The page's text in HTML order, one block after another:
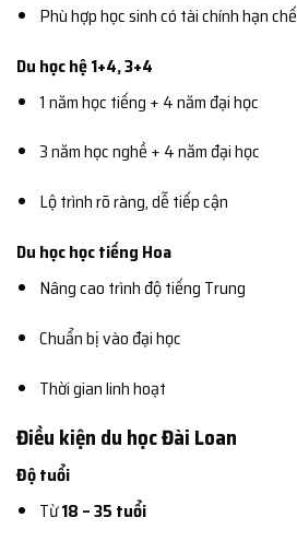
Phù hợp học sinh có tài chính hạn chế
Du học hệ 1+4, 3+4
1 năm học tiếng + 4 năm đại học
3 năm học nghề + 4 năm đại học
Lộ trình rõ ràng, dễ tiếp cận
Du học học tiếng Hoa
Nâng cao trình độ tiếng Trung
Chuẩn bị vào đại học
Thời gian linh hoạt
Điều kiện du học Đài Loan
Độ tuổi
Từ18 – 35 tuổi